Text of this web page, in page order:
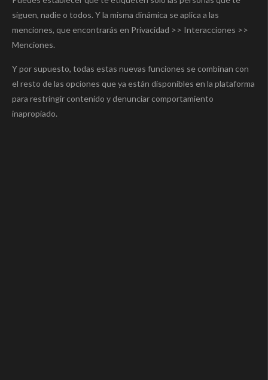
siguen, nadie o todos. Y la misma dinámica se aplica a las
menciones, que encontrarás en Privacidad >> Interacciones >>
Menciones.
Y por supuesto, todas estas nuevas funciones se combinan con
el resto de las opciones que ya están disponibles en la plataforma
para restringir contenido y denunciar comportamiento
inapropiado.